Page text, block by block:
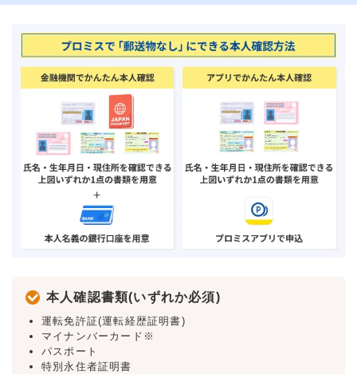
本人確認書類(いずれか必須)
運転免許証(運転経歴証明書)
マイナンバーカード※
パスポート
特別永住者証明書